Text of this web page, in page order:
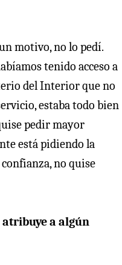
motivo, no lo pedí.
tenido acceso a
del Interior que no
estaba todo bien
pedir mayor
está pidiendo la
no quise
atribuye a algún